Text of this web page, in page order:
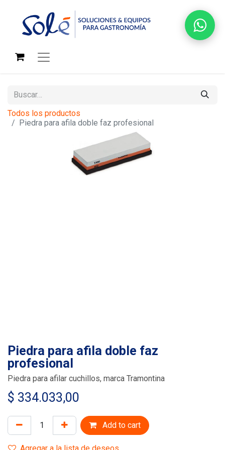
Todos los productos
Piedra para afila doble faz profesional
Piedra para afila doble faz
profesional
Piedra para afilar cuchillos, marca Tramontina
$ 334.033,00
Add to cart